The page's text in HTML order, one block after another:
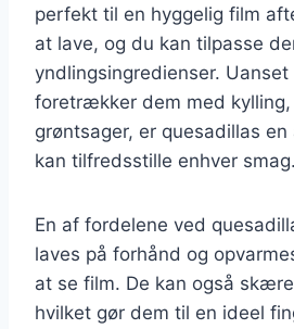
perfekt til en hyggelig film
at lave, og du kan tilpasse
yndlingsingredienser. Uanset
foretrækker dem med
grøntsager, er quesadillas
kan tilfredsstille enhver smag.
En af fordelene ved
laves på forhånd og
at se film. De kan også
hvilket gør dem til en ideel